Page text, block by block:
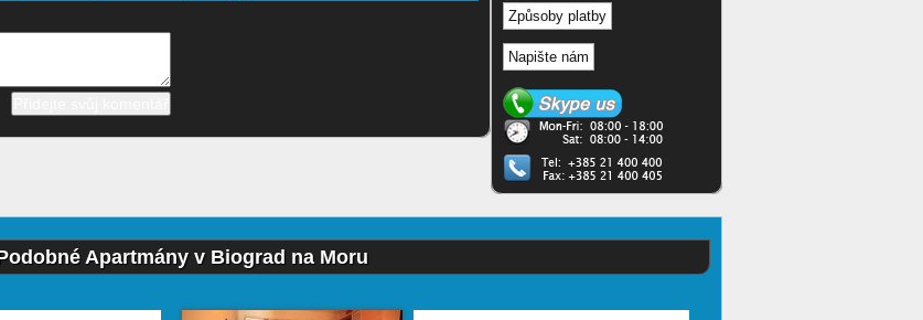
Způsoby platby
Napište nám
Apartmány v Biograd na Moru